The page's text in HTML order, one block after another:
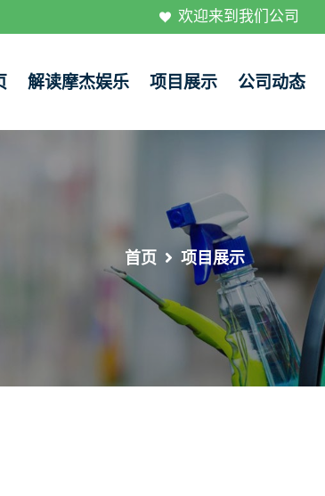
欢迎来到我们公司
解读摩杰娱乐 项目展示 公司动态
首页 项目展示